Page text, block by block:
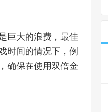
巨大的浪费，最佳
时间的情况下，例
确保在使用双倍金